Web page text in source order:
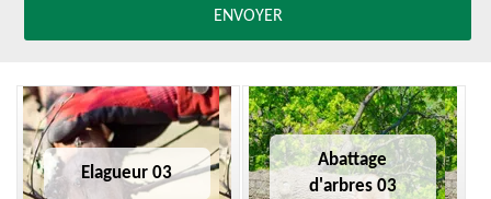
Elagueur 03
Abattage
d'arbres 03